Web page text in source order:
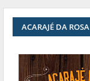
ACARAJÉ DA ROSA